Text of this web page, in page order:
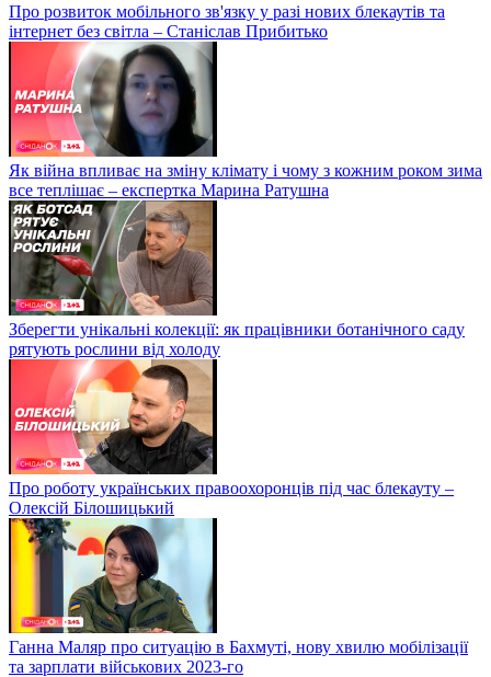
Про розвиток мобільного зв'язку у разі нових блекаутів та
інтернет без світла – Станіслав Прибитько
Як війна впливає на зміну клімату і чому з кожним роком зима
все теплішає – експертка Марина Ратушна
Зберегти унікальні колекції: як працівники ботанічного саду
рятують рослини від холоду
Про роботу українських правоохоронців під час блекауту –
Олексій Білошицький
Ганна Маляр про ситуацію в Бахмуті, нову хвилю мобілізації
та зарплати військових 2023-го